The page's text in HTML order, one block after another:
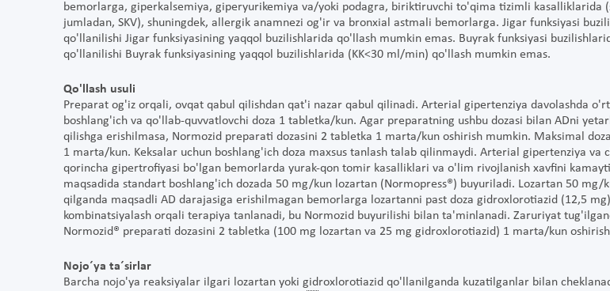
bemorlarga, giperkalsemiya, giperyurikemiya va/yoki podagra, biriktiruvchi to'qima tizimli kasalliklarida
jumladan, SKV), shuningdek, allergik anamnezi og'ir va bronxial astmali bemorlarga. Jigar funksiyasi
qo'llanilishi Jigar funksiyasining yaqqol buzilishlarida qo'llash mumkin emas. Buyrak funksiyasi
qo'llanilishi Buyrak funksiyasining yaqqol buzilishlarida (KK<30 ml/min) qo'llash mumkin emas.
Qo'llash usuli
Preparat og'iz orqali, ovqat qabul qilishdan qat'i nazar qabul qilinadi. Arterial gipertenziya davolashda
boshlang'ich va qo'llab-quvvatlovchi doza 1 tabletka/kun. Agar preparatning ushbu dozasi bilan ADni
qilishga erishilmasa, Normozid preparati dozasini 2 tabletka 1 marta/kun oshirish mumkin. Maksimal
1 marta/kun. Keksalar uchun boshlang'ich doza maxsus tanlash talab qilinmaydi. Arterial gipertenziya va
qorincha gipertrofiyasi bo'lgan bemorlarda yurak-qon tomir kasalliklari va o'lim rivojlanish xavfini
maqsadida standart boshlang'ich dozada 50 mg/kun lozartan (Normopress®) buyuriladi. Lozartan 50 mg/
qilganda maqsadli AD darajasiga erishilmagan bemorlarga lozartanni past doza gidroxlorotiazid (12,5
kombinatsiyalash orqali terapiya tanlanadi, bu Normozid buyurilishi bilan ta'minlanadi. Zaruriyat
Normozid® preparati dozasini 2 tabletka (100 mg lozartan va 25 mg gidroxlorotiazid) 1 marta/kun
Nojo´ya ta´sirlar
Barcha nojo'ya reaksiyalar ilgari lozartan yoki gidroxlorotiazid qo'llanilganda kuzatilganlar bilan